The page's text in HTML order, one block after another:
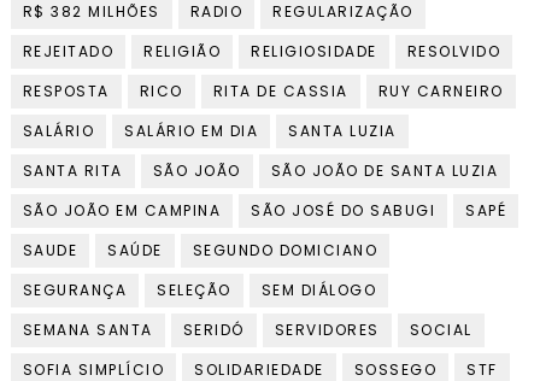
R$ 382 MILHÕES
RADIO
REGULARIZAÇÃO
REJEITADO
RELIGIÃO RELIGIOSIDADE
RESOLVIDO
RESPOSTA
RICO RITA DE CASSIA
RUY CARNEIRO
SALÁRIO
SALÁRIO EM DIA
SANTA LUZIA
SANTA RITA
SÃO JOÃO
SÃO JOÃO DE SANTA LUZIA
SÃO JOÃO EM CAMPINA
SÃO JOSÉ DO SABUGI
SAPÉ
SAUDE
SAÚDE
SEGUNDO DOMICIANO
SEGURANÇA
SELEÇÃO
SEM DIÁLOGO
SEMANA SANTA
SERIDÓ SERVIDORES
SOCIAL
SOFIA SIMPLÍCIO
SOLIDARIEDADE SOSSEGO
STF